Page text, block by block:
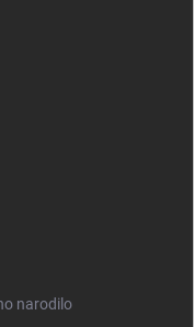
narodilo